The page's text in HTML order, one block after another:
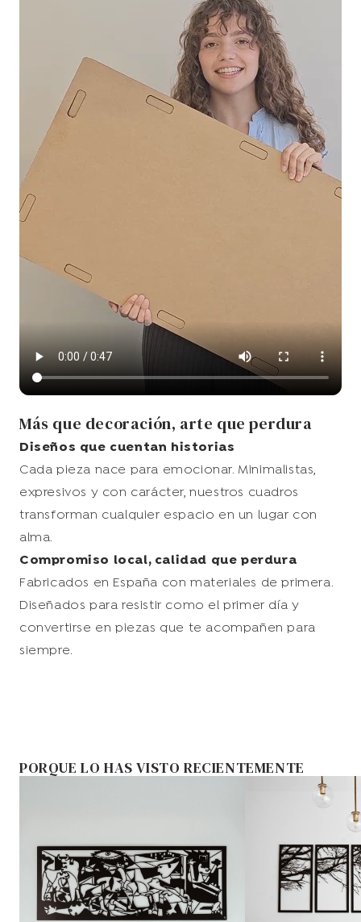
Más que decoración, arte que perdura
Diseños que cuentan historias
Cada pieza nace para emocionar. Minimalistas,
expresivos y con carácter, nuestros cuadros
transforman cualquier espacio en un lugar con
alma.
Compromiso local, calidad que perdura
Fabricados en España con materiales de primera.
Diseñados para resistir como el primer día y
convertirse en piezas que te acompañen para
siempre.
PORQUE LO HAS VISTO RECIENTEMENTE